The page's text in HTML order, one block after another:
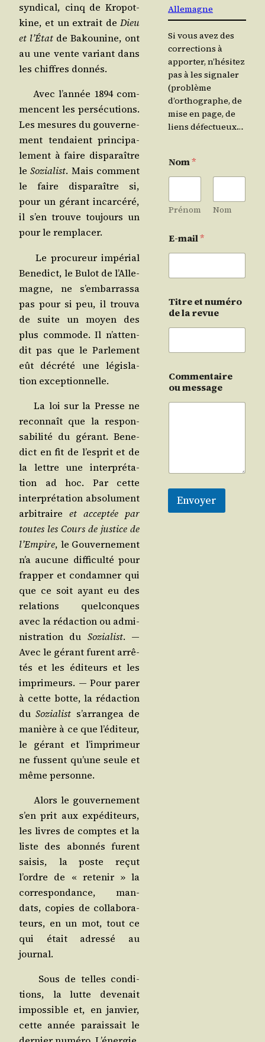
syn­di­cal, cinq de Kro­pot­
kine, et un extrait de Dieu
et l’É­tat de Bakou­nine, ont
au une vente variant dans
les chiffres donnés.
Avec l’an­née 1894 com­
mencent les per­sé­cu­tions.
Les mesures du gou­ver­ne­
ment ten­daient prin­ci­pa­
le­ment à faire dis­pa­raître
leSozia­list. Mais com­ment
le faire dis­pa­raître si,
pour un gérant incar­cé­ré,
il s’en trouve tou­jours un
pour le remplacer.
Le pro­cu­reur impé­rial
Bene­dict, le Bulot de l’Al­le­
magne, ne s’embarrassa
pas pour si peu, il trou­va
de suite un moyen des
plus com­mode. Il n’at­ten­
dit pas que le Par­le­ment
eût décré­té une légis­la­
tion exceptionnelle.
La loi sur la Presse ne
recon­naît que la res­pon­
sa­bi­li­té du gérant. Bene­
dict en fit de l’es­prit et de
la lettre une inter­pré­ta­
tion ad hoc. Par cette
inter­pré­ta­tion abso­lu­ment
arbi­traire et accep­tée par
toutes les Cours de jus­tice de
l’Em­pire, le Gou­ver­ne­ment
n’a aucune dif­fi­cul­té pour
frap­per et condam­ner qui
que ce soit ayant eu des
rela­tions quel­conques
avec la rédac­tion ou admi­
nis­tra­tion du Sozia­list. ―
Avec le gérant furent arrê­
tés et les édi­teurs et les
impri­meurs. ― Pour parer
à cette botte, la rédac­tion
duSozia­list s’ar­ran­gea de
manière à ce que l’é­di­teur,
le gérant et l’im­pri­meur
ne fussent qu’une seule et
même personne.
Alors le gou­ver­ne­ment
s’en prit aux expé­di­teurs,
les livres de comptes et la
liste des abon­nés furent
sai­sis, la poste reçut
l’ordre de « rete­nir » la
cor­res­pon­dance, man­
dats, copies de col­la­bo­ra­
teurs, en un mot, tout ce
qui était adres­sé au
journal.
Sous de telles condi­
tions, la lutte deve­nait
impos­sible et, en jan­vier,
cette année parais­sait le
Allemagne
Si vous avez des
corrections à
apporter, n’hésitez
pas à les signaler
(problème
d’orthographe, de
mise en page, de
liens défectueux…
Nom*
Prénom Nom
E-mail*
Titre et numéro
de la revue
Commentaire
ou message
Envoyer